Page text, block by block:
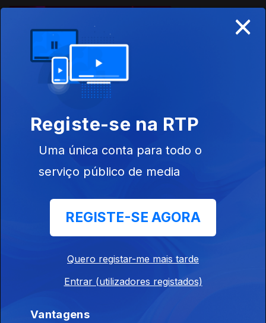
03 jul. 2024
27 jun. 2024
Ep. 24
19 jun. 2024
Vasco
Lourenço
×
Registe-se na RTP
Uma única conta para todo o
serviço público de media
REGISTE-SE AGORA
Quero registar-me mais tarde
Entrar (utilizadores registados)
Vantagens